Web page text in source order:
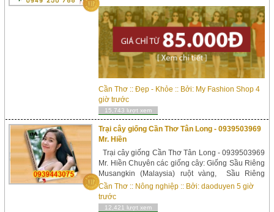
chì - bò - đuôi cá, đầm đi tiệc, đầm ...
Cần Thơ ::Đẹp - Khỏe :: Bởi: My Fashion Shop 4
giờ trước
15,743 lượt xem
Trại cây giống Cần Thơ Tân Long - 0939503969
Mr. Hiền
Trại cây giống Cần Thơ Tân Long - 0939503969
Mr. Hiền Chuyên các giống cây: Giống Sầu Riêng
Musangkin (Malaysia) ruột vàng, Sầu Riêng
Chuồng Bò, Sầu Riêng Khổ Qua Xanh, Cây Vú
Sữa Lò Rèn,&nb...
Cần Thơ :: Nông nghiệp :: Bởi:daoduyen 5 giờ
trước
12,421 lượt xem